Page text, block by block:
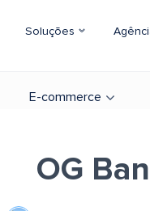
Soluções
E-commerce
OG